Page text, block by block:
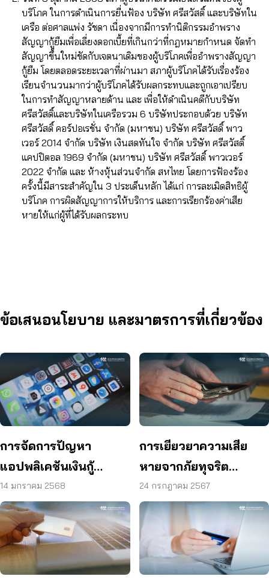
บริโภค ในการดำเนินการยื่นฟ้อง บริษัท ศรีสวัสดิ์ และบริษัทใน
เครือ ต่อศาลแพ่ง รัชดา เนื่องจากมีการทำนิติกรรมอำพราง
สัญญากู้ยืมเพื่อเลี่ยงดอกเบี้ยที่เกินกว่าที่กฎหมายกำหนด จัดทำ
สัญญาขึ้นใหม่ขัดกับเจตนาเดิมของผู้บริโภคเพื่ออำพรางสัญญา
กู้ยืม โดยตลอดระยะเวลาที่ผ่านมา สภาผู้บริโภคได้รับเรื่องร้อง
เรียนจำนวนมากว่าผู้บริโภคได้รับผลกระทบและถูกเอาเปรียบ
ในการทำสัญญาหลายด้าน และ เพื่อให้ดำเนินคดีกับบริษัท
ศรีสวัสดิ์และบริษัทในเครือรวม 6 บริษัทประกอบด้วย บริษัท
ศรีสวัสดิ์ คอร์ปอเรชั่น จำกัด (มหาชน) บริษัท ศรีสวัสดิ์ พาว
เวอร์ 2014 จำกัด บริษัท เงินสดทันใจ จำกัด บริษัท ศรีสวัสดิ์
แคปปิตอล 1969 จำกัด (มหาชน) บริษัท ศรีสวัสดิ์ พาวเวอร์
2022 จํากัด และ ห้างหุ้นส่วนจำกัด สหไทย โดยการฟ้องร้อง
ครั้งนี้มีสาระสำคัญใน 3 ประเด็นหลัก ได้แก่ การละเมิดสิทธิผู้
บริโภค การผิดสัญญาการให้บริการ และการเรียกร้องค่าเสีย
หายให้แก่ผู้ที่ได้รับผลกระทบ
ข้อเสนอนโยบาย และมาตรการที่เกี่ยวข้อง
การจัดการปัญหา
แอปพลิเคชันเงินกู้
ออนไลน์
14 มกราคม 2568
การเยียวยาความเสีย
หายจากภัยทุจริต
ทางการเงิน
24 กรกฎาคม 2567